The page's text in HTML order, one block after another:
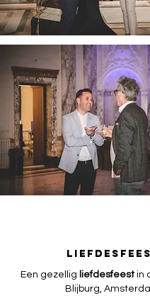
Een gezellig liefdesfeestin
Blijburg,